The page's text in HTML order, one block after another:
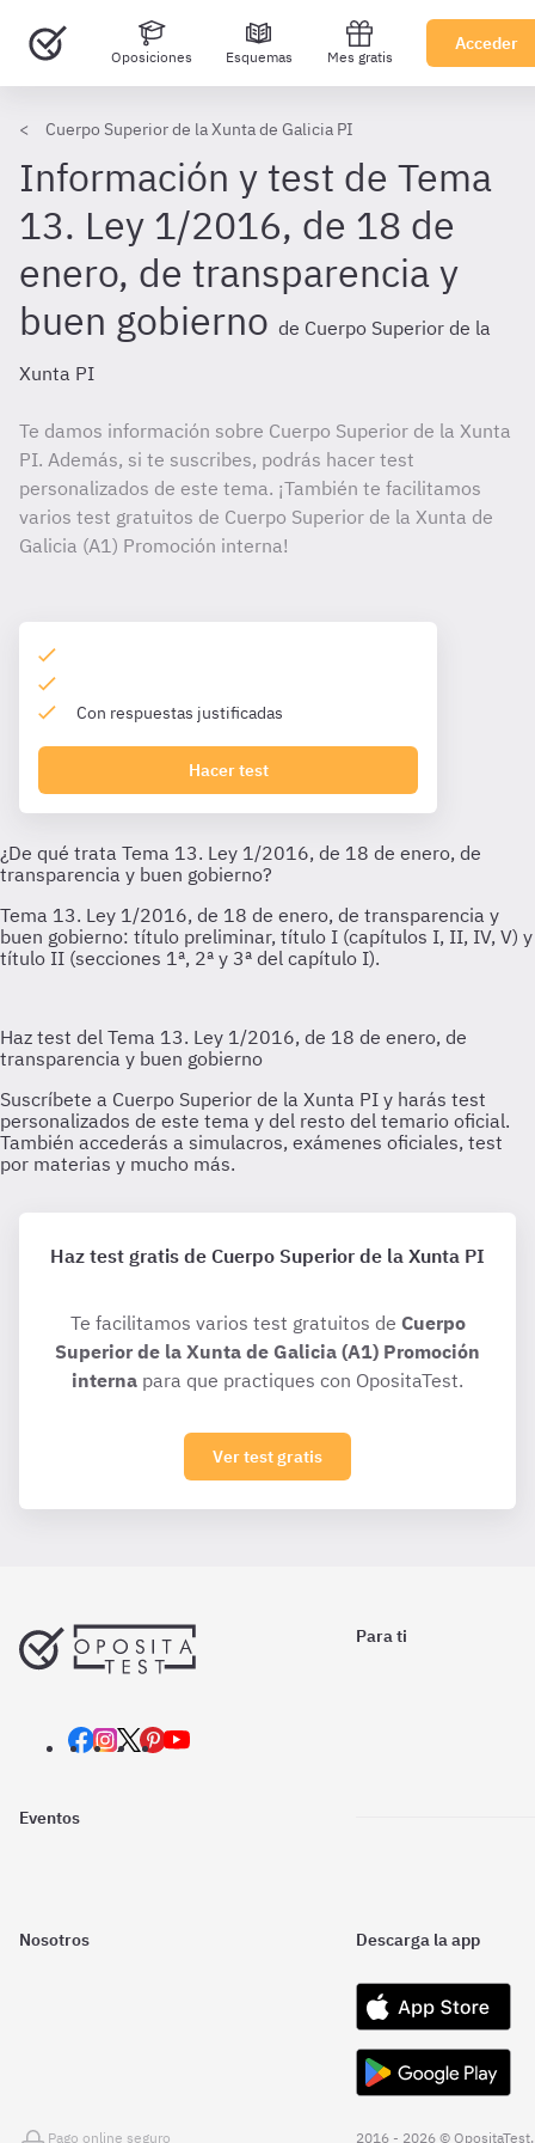
Oposiciones Esquemas Mes gratis
Acceder
Cuerpo Superior de la Xunta de Galicia PI
Información y test de Tema
13. Ley 1/2016, de 18 de
enero, de transparencia y
buen gobierno de Cuerpo Superior de la
Xunta PI
Te damos información sobre Cuerpo Superior de la Xunta
PI. Además, si te suscribes, podrás hacer test
personalizados de este tema. ¡También te facilitamos
varios test gratuitos de Cuerpo Superior de la Xunta de
Galicia (A1) Promoción interna!
Con respuestas justificadas
Hacer test
Haz test gratis de Cuerpo Superior de la Xunta PI
Te facilitamos varios test gratuitos de Cuerpo
Superior de la Xunta de Galicia (A1) Promoción
interna para que practiques con OpositaTest.
Ver test gratis
Para ti
Eventos
Nosotros Descarga la app
Pago online seguro 2016 - 2026 © OpositaTest.